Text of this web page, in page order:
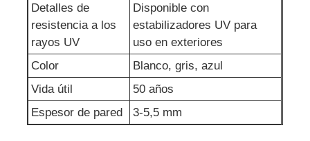
Detalles de
resistencia a los
rayos UV
Disponible con
estabilizadores UV para
uso en exteriores
Color
Blanco, gris, azul
Vida útil
50 años
Espesor de pared
3-5,5 mm